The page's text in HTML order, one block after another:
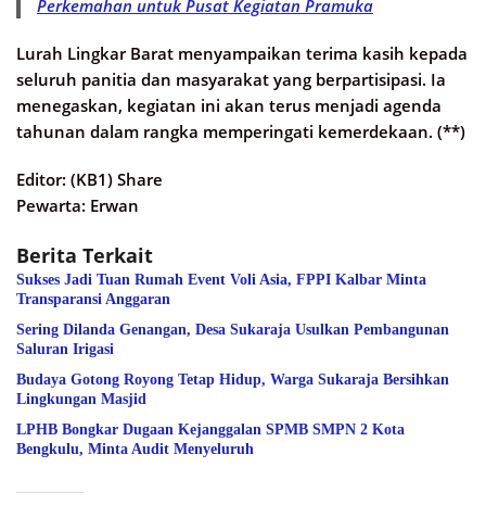
Perkemahan untuk Pusat Kegiatan Pramuka
Lurah Lingkar Barat menyampaikan terima kasih kepada
seluruh panitia dan masyarakat yang berpartisipasi. Ia
menegaskan, kegiatan ini akan terus menjadi agenda
tahunan dalam rangka memperingati kemerdekaan. (**)
Editor: (KB1) Share
Pewarta: Erwan
Berita Terkait
Sukses Jadi Tuan Rumah Event Voli Asia, FPPI Kalbar Minta
Transparansi Anggaran
Sering Dilanda Genangan, Desa Sukaraja Usulkan Pembangunan
Saluran Irigasi
Budaya Gotong Royong Tetap Hidup, Warga Sukaraja Bersihkan
Lingkungan Masjid
LPHB Bongkar Dugaan Kejanggalan SPMB SMPN 2 Kota
Bengkulu, Minta Audit Menyeluruh